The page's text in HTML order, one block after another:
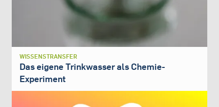
WISSENSTRANSFER
Das eigene Trinkwasser als Chemie-
Experiment